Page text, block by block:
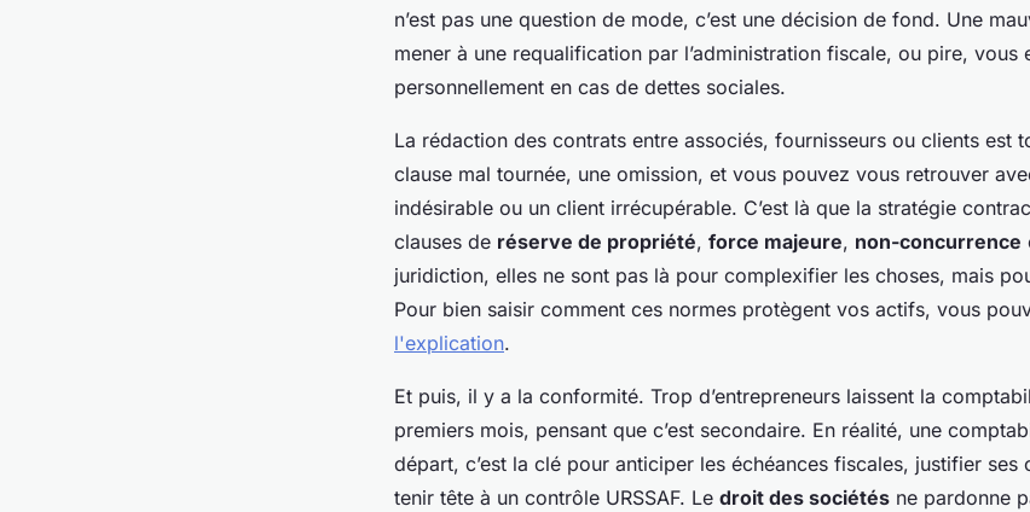
n’est pas une question de mode, c’est une décision de fond. Une
mener à une requalification par l’administration fiscale, ou pire, vous
personnellement en cas de dettes sociales.
La rédaction des contrats entre associés, fournisseurs ou clients est
clause mal tournée, une omission, et vous pouvez vous retrouver
indésirable ou un client irrécupérable. C’est là que la stratégie
clauses de réserve de propriété, force majeure, non-concurrence
juridiction, elles ne sont pas là pour complexifier les choses, mais
Pour bien saisir comment ces normes protègent vos actifs, vous
l'explication.
Et puis, il y a la conformité. Trop d’entrepreneurs laissent la
premiers mois, pensant que c’est secondaire. En réalité, une
départ, c’est la clé pour anticiper les échéances fiscales, justifier ses
tenir tête à un contrôle URSSAF. Le droit des sociétés ne pardonne